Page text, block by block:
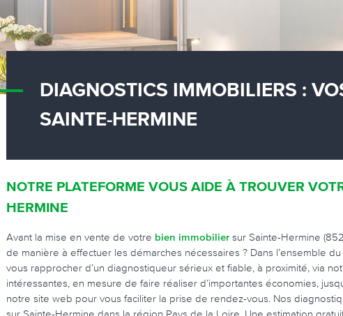
DIAGNOSTICS IMMOBILIERS :
SAINTE-HERMINE
NOTRE PLATEFORME VOUS AIDE À TROUVER
HERMINE
Avant la mise en vente de votre bien immobilier sur Sainte-Hermine
de manière à effectuer les démarches nécessaires ? Dans l’ensemble
vous rapprocher d’un diagnostiqueur sérieux et fiable, à proximité, via
intéressantes, en mesure de faire réaliser d’importantes économies,
notre site web pour vous faciliter la prise de rendez-vous. Nos
sur Sainte-Hermine dans la région Pays de la Loire. Une estimation